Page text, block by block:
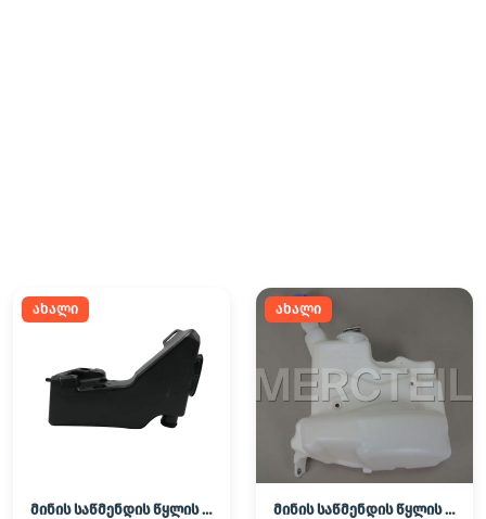
ახალი
მინის საწმენდის წყლის ავზი
ახალი
მინის საწმენდის წყლის ავზი